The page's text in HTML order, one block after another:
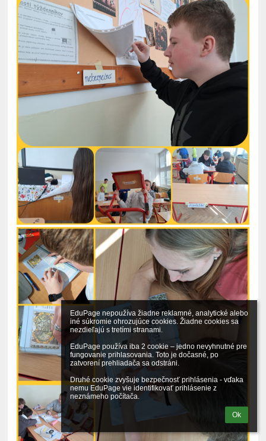
EduPage nepoužíva žiadne reklamné, analytické alebo
iné súkromie ohrozujúce cookies. Žiadne cookies sa
nezdieľajú s tretími stranami.
EduPage používa iba 2 cookie – jedno nevyhnutné pre
fungovanie prihlasovania. Toto je dočasné, po
zatvorení prehliadača sa odstráni.
Druhé cookie zvyšuje bezpečnosť prihlásenia - vďaka
nemu EduPage vie identifikovať prihlásenie z
neznámeho počítača.
Ok